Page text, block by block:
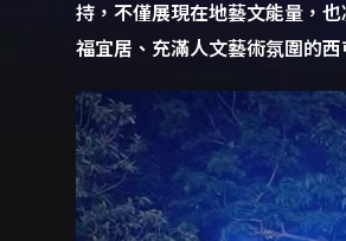
持，不僅展現在地藝文能量，
福宜居、充滿人文藝術氛圍的西